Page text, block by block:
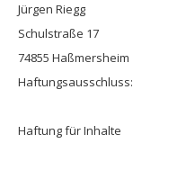
Jürgen Riegg
Schulstraße 17
74855 Haßmersheim
Haftungsausschluss:
Haftung für Inhalte